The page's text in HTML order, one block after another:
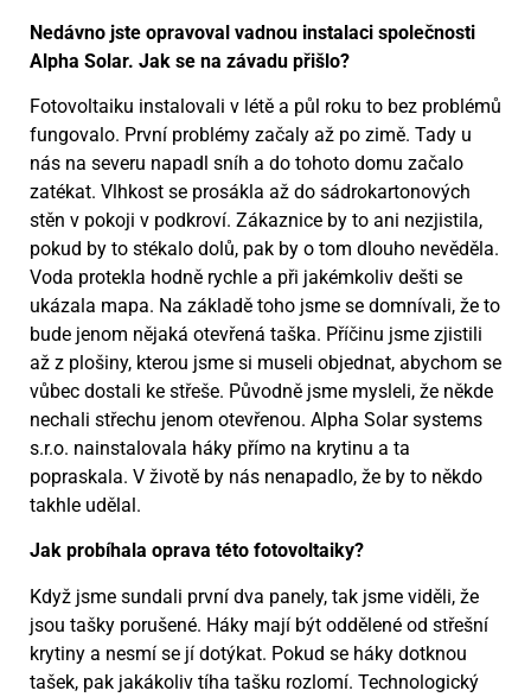
Nedávno jste opravoval vadnou instalaci společnosti
Alpha Solar. Jak se na závadu přišlo?
Fotovoltaiku instalovali v létě a půl roku to bez problémů
fungovalo. První problémy začaly až po zimě. Tady u
nás na severu napadl sníh a do tohoto domu začalo
zatékat. Vlhkost se prosákla až do sádrokartonových
stěn v pokoji v podkroví. Zákaznice by to ani nezjistila,
pokud by to stékalo dolů, pak by o tom dlouho nevěděla.
Voda protekla hodně rychle a při jakémkoliv dešti se
ukázala mapa. Na základě toho jsme se domnívali, že to
bude jenom nějaká otevřená taška. Příčinu jsme zjistili
až z plošiny, kterou jsme si museli objednat, abychom se
vůbec dostali ke střeše. Původně jsme mysleli, že někde
nechali střechu jenom otevřenou. Alpha Solar systems
s.r.o. nainstalovala háky přímo na krytinu a ta
popraskala. V životě by nás nenapadlo, že by to někdo
takhle udělal.
Jak probíhala oprava této fotovoltaiky?
Když jsme sundali první dva panely, tak jsme viděli, že
jsou tašky porušené. Háky mají být oddělené od střešní
krytiny a nesmí se jí dotýkat. Pokud se háky dotknou
tašek, pak jakákoliv tíha tašku rozlomí. Technologický